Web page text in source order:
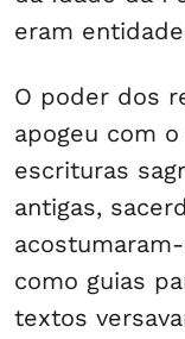
eram
O poder dos
apogeu com
escrituras
antigas,
como guias
textos